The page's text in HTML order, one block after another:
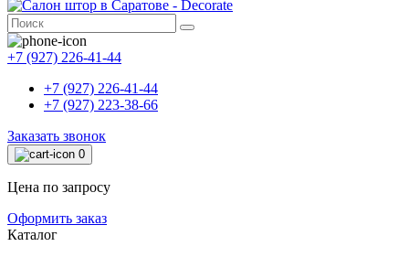
+7 (927) 226-41-44
+7 (927) 226-41-44
+7 (927) 223-38-66
Заказать звонок
0
Цена по запросу
Оформить заказ
Каталог